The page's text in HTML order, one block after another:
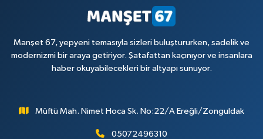
Manşet 67, yepyeni temasıyla sizleri buluştururken, sadelik ve
modernizmi bir araya getiriyor. Şatafattan kaçınıyor ve insanlara
haber okuyabilecekleri bir altyapı sunuyor.
Müftü Mah. Nimet Hoca Sk. No:22/A Ereğli/Zonguldak
05072496310